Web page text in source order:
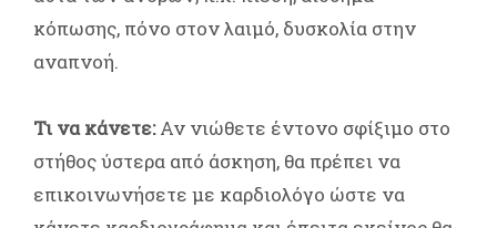
κόπωσης, πόνο στον λαιμό, δυσκολία στην
αναπνοή.
Τι να κάνετε:Αν νιώθετε έντονο σφίξιμο στο
στήθος ύστερα από άσκηση, θα πρέπει να
επικοινωνήσετε με καρδιολόγο ώστε να